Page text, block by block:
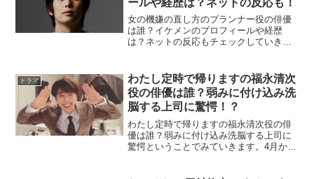
ールや経歴は？ネットの反応も！
女の機嫌の直し方のプランナー役の俳優
は誰？イケメンのプロフィールや経歴
は？ネットの反応もチェックしていきま
後の活躍が気になる方も多いでしょう。
筆者の私もとても気になって...
ドラマ
わたし定時で帰りますの福永清次
役の俳優は誰？弱みに付け込み洗
脳する上司に驚愕！？
わたし定時で帰りますの福永清次役の俳
優は誰？弱みに付け込み洗脳する上司に
驚愕ということでみていきます。4月から